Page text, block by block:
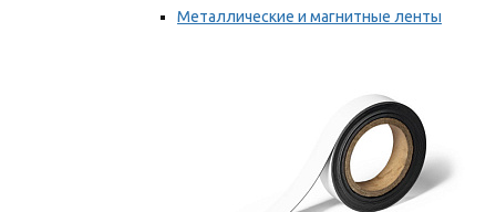
Металлические и магнитные ленты